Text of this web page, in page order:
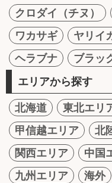
クロダイ（チヌ）
ワカサギ
ヤリイ
ヘラブナ
ブラッ
エリアから探す
北海道 東北エリ
甲信越エリア
北
関西エリア
中国
九州エリア
海外